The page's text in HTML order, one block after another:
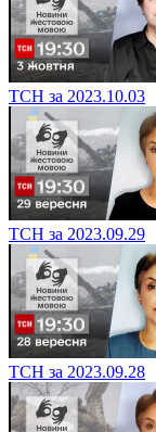
ТСН за 2023.10.03
ТСН за 2023.09.29
ТСН за 2023.09.28